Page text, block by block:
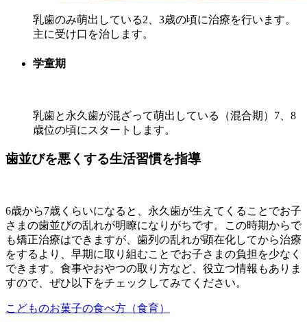
乳歯のみ萌出している2、3歳の頃に治療を行います。
主に受け口を治します。
学童期
乳歯と永久歯が混ざって萌出している（混合期）7、8
歳位の頃にスタートします。
歯並びを悪くする生活習慣を指導
6歳から7歳くらいになると、永久歯が生えてくることでお子
さまの歯並びの乱れが明瞭になりがちです。この時期からで
も矯正治療はできますが、歯列の乱れが顕在化してから治療
をするより、早期に取り組むことでお子さまの負担を少なく
できます。食事やおやつの取り方など、役立つ情報もありま
すので、ぜひ以下をチェックしてみてください。
こどものお菓子の食べ方（食育）